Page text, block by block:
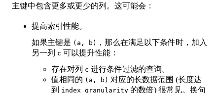
主键中包含更多或更少的列。这可能会：
提高索引性能。
如果主键是 (a, b)
，那么在满足以下条件时，加入
另一列 c 可以提升性能：
存在对列 c 进行条件过滤的查询。
值相同的 (a, b) 对应的长数据范围 (长度达
到 index_granularity 的数倍) 很常见。换句